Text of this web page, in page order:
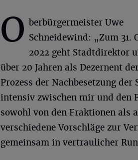
O berbürgermeister Uwe
Schneidewind: „Zum 31.
2022 geht Stadtdirektor
über 20 Jahren als Dezernent
Prozess der Nachbesetzung
intensiv zwischen mir und den
sowohl von den Fraktionen als
verschiedene Vorschläge zur
gemeinsam in vertraulicher